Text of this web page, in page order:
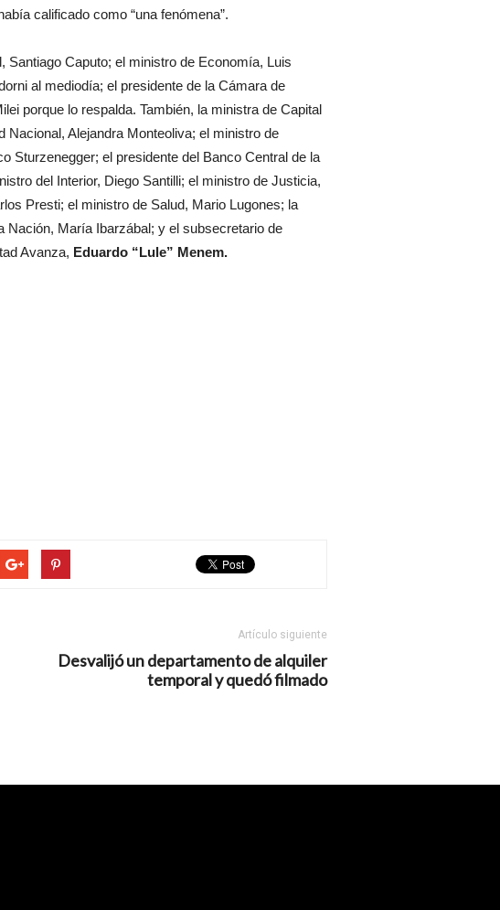
calificado como “una fenómena”.
Caputo; el ministro de Economía, Luis
al mediodía; el presidente de la Cámara de
porque lo respalda. También, la ministra de Capital
Nacional, Alejandra Monteoliva; el ministro de
Sturzenegger; el presidente del Banco Central de la
del Interior, Diego Santilli; el ministro de Justicia,
Presti; el ministro de Salud, Mario Lugones; la
Nación, María Ibarzábal; y el subsecretario de
Avanza, Eduardo “Lule” Menem.
Artículo siguiente
Desvalijó un departamento de alquiler
temporal y quedó filmado